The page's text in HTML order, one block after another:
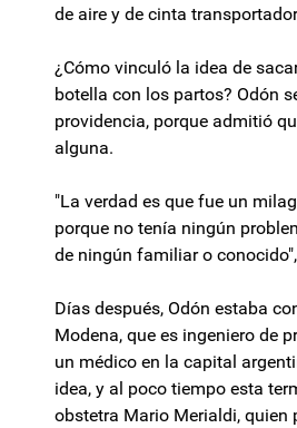
de aire y de cinta
¿Cómo vinculó la idea de
botella con los partos? Odón
providencia, porque admitió
alguna.
"La verdad es que fue un
porque no tenía ningún
de ningún familiar o
Días después, Odón estaba
Modena, que es ingeniero de
un médico en la capital
idea, y al poco tiempo esta
obstetra Mario Merialdi, quien